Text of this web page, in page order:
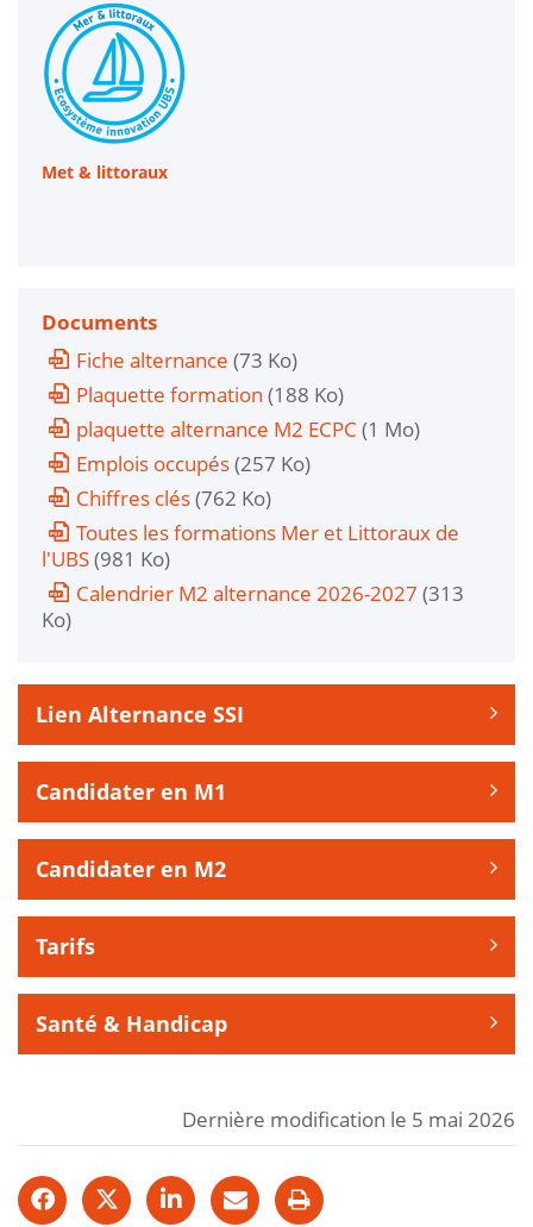
Met & littoraux
Documents
Fiche alternance (73 Ko)
Plaquette formation (188 Ko)
plaquette alternance M2 ECPC (1 Mo)
Emplois occupés(257 Ko)
Chiffres clés(762 Ko)
Toutes les formations Mer et Littoraux de
l'UBS(981 Ko)
Calendrier M2 alternance 2026-2027 (313
Ko)
Lien Alternance SSI
Candidater en M1
Candidater en M2
Tarifs
Santé & Handicap
Dernière modification le 5 mai 2026